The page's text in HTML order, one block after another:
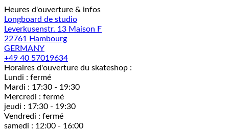
Heures d'ouverture & infos
Longboard de studio
Leverkusenstr. 13 Maison F
22761 Hambourg
GERMANY
+49 40 57019634
Horaires d'ouverture du skateshop :
Lundi : fermé
Mardi : 17:30 - 19:30
Mercredi : fermé
jeudi : 17:30 - 19:30
Vendredi : fermé
samedi : 12:00 - 16:00